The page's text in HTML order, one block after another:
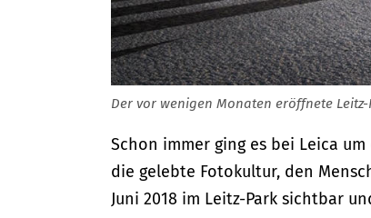
Der vor wenigen Monaten eröffnete Leitz-
Schon immer ging es bei Leica
die gelebte Fotokultur, den
Juni 2018 im Leitz-Park sichtbar